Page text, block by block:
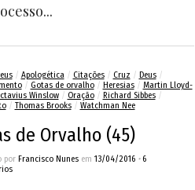
/ Apologética/ Citações/ Cruz / Deus/
/ Gotas de orvalho/ Heresias/ Martin Lloyd-
Winslow/ Oração/ Richard Sibbes/
/ Thomas Brooks/ Watchman Nee
de Orvalho (45)
por Francisco Nunesem 13/04/2016 • 6